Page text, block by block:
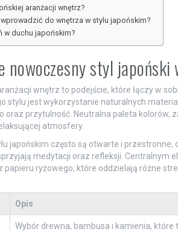
aranżacji wnętrz?
do wnętrza w stylu japońskim?
w duchu japońskim?
nowoczesny styl
wnętrz to podejście, które łączy w
stylu jest wykorzystanie naturalnych
oraz przytulność. Neutralna paleta kolorów,
atmosfery.
japońskim często są otwarte i przestronne,
medytacji oraz refleksji. Centralnym
papieru ryżowego, które oddzielają różne
Opis
Wybór drewna, bambusa i kamienia,